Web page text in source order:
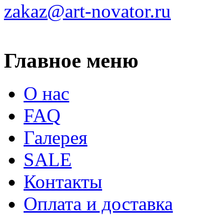
zakaz@art-novator.ru
Главное меню
О нас
FAQ
Галерея
SALE
Контакты
Оплата и доставка